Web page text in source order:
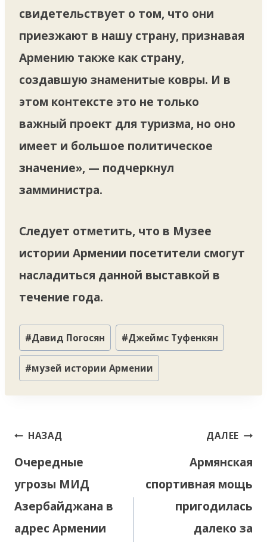
свидетельствует о том, что они
приезжают в нашу страну, признавая
Армению также как страну,
создавшую знаменитые ковры. И в
этом контексте это не только
важный проект для туризма, но оно
имеет и большое политическое
значение», — подчеркнул
замминистра.
Следует отметить, что в Музее
истории Армении посетители смогут
насладиться данной выставкой в
течение года.
Метки
записи:
#Давид Погосян #Джеймс Туфенкян
#музей истории Армении
Навигация
записям
НАЗАД
Очередные
угрозы МИД
Азербайджана в
адрес Армении
ДАЛЕЕ
Армянская
спортивная мощь
пригодилась
далеко за